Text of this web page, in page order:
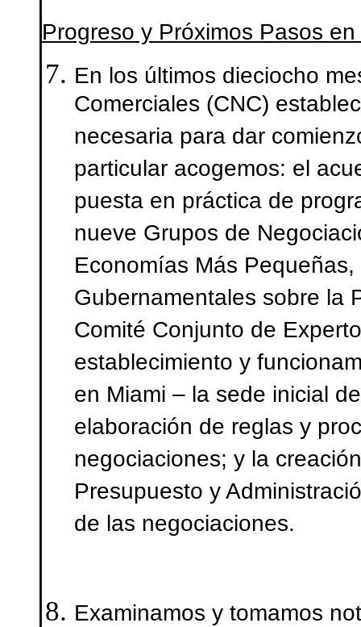
Progreso y Próximos Pasos
En los últimos dieciocho
Comerciales (CNC)
necesaria para dar
particular acogemos: el
puesta en práctica de
nueve Grupos de
Economías Más
Gubernamentales sobre la
Comité Conjunto de
establecimiento y
en Miami – la sede inicial
elaboración de reglas y
negociaciones; y la
Presupuesto y
de las negociaciones.
Examinamos y tomamos